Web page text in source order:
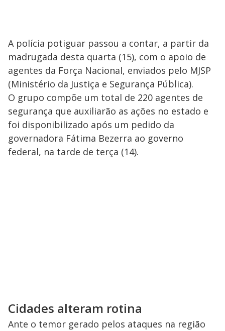
A polícia potiguar passou a contar, a partir da
madrugada desta quarta (15), com o apoio de
agentes da Força Nacional, enviados pelo MJSP
(Ministério da Justiça e Segurança Pública).
O grupo compõe um total de 220 agentes de
segurança que auxiliarão as ações no estado e
foi disponibilizado após um pedido da
governadora Fátima Bezerra ao governo
federal, na tarde de terça (14).
Cidades alteram rotina
Ante o temor gerado pelos ataques na região